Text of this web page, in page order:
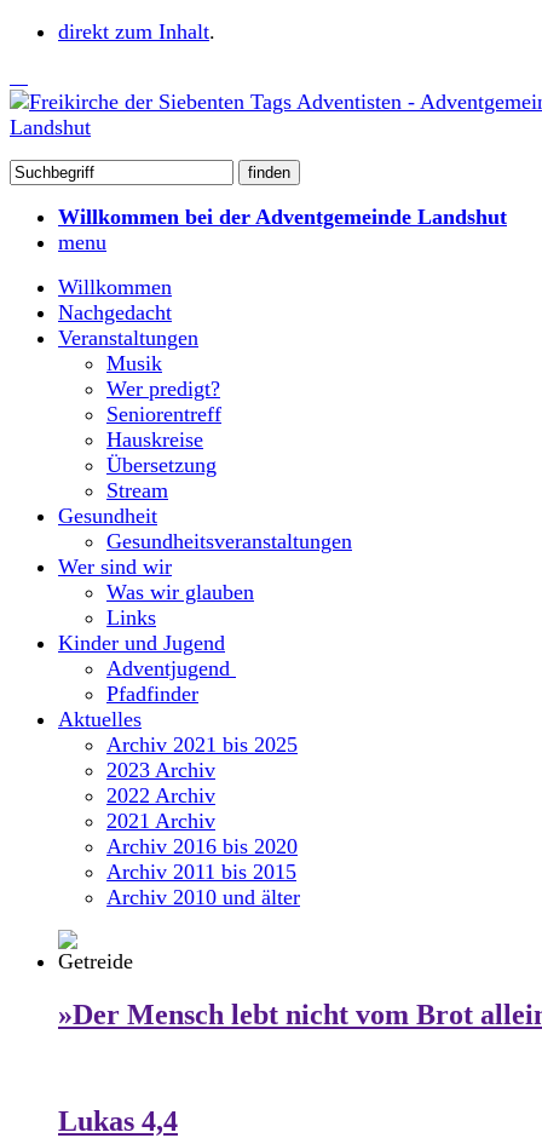
direkt zum Inhalt.
Willkommen bei der Adventgemeinde Landshut
menu
Willkommen
Nachgedacht
Veranstaltungen
Musik
Wer predigt?
Seniorentreff
Hauskreise
Übersetzung
Stream
Gesundheit
Gesundheitsveranstaltungen
Wer sind wir
Was wir glauben
Links
Kinder und Jugend
Adventjugend
Pfadfinder
Aktuelles
Archiv 2021 bis 2025
2023 Archiv
2022 Archiv
2021 Archiv
Archiv 2016 bis 2020
Archiv 2011 bis 2015
Archiv 2010 und älter
»Der Mensch lebt nicht vom Brot
Lukas 4,4